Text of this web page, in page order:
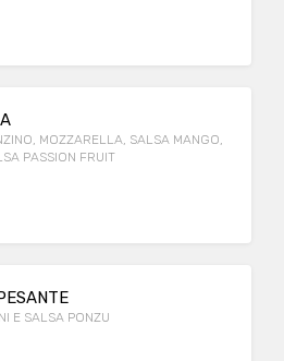
MOZZARELLA, SALSA MANGO,
PASSION FRUIT
E SALSA PONZU